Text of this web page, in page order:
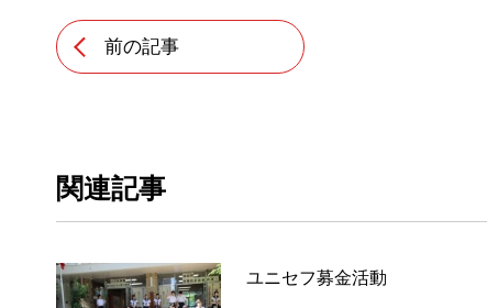
前の記事
関連記事
ユニセフ募金活動